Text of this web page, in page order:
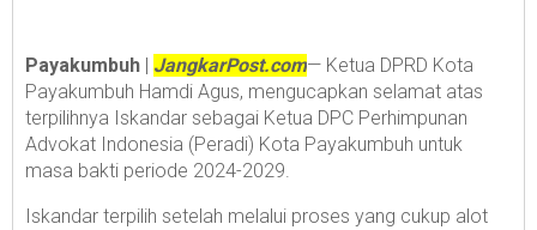
Payakumbuh | JangkarPost.com— Ketua DPRD Kota
Payakumbuh Hamdi Agus, mengucapkan selamat atas
terpilihnya Iskandar sebagai Ketua DPC Perhimpunan
Advokat Indonesia (Peradi) Kota Payakumbuh untuk
masa bakti periode 2024-2029.
Iskandar terpilih setelah melalui proses yang cukup alot